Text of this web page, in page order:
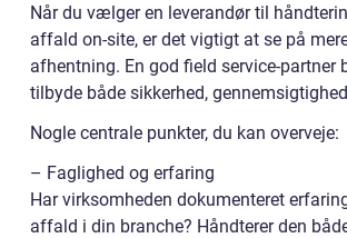
Når du vælger en leverandør til
affald on-site, er det vigtigt at se på
afhentning. En god field service-partner
tilbyde både sikkerhed,
Nogle centrale punkter, du kan overveje:
– Faglighed og erfaring
Har virksomheden dokumenteret
affald i din branche? Håndterer den